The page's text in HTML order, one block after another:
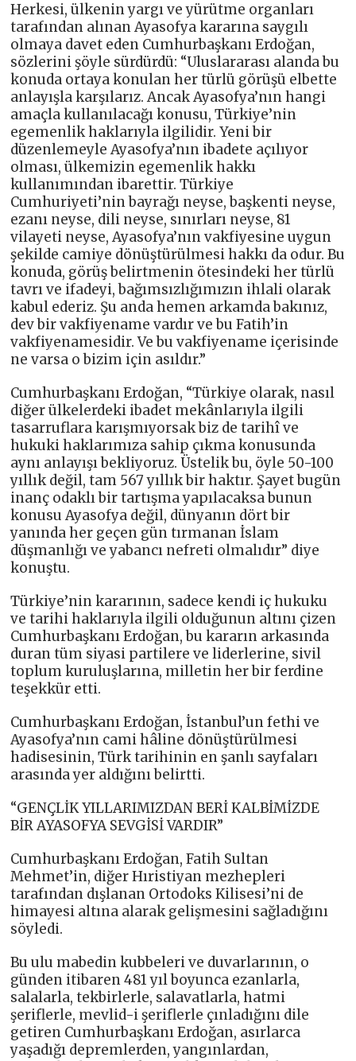
Herkesi, ülkenin yargı ve yürütme organları
tarafından alınan Ayasofya kararına saygılı
olmaya davet eden Cumhurbaşkanı Erdoğan,
sözlerini şöyle sürdürdü: “Uluslararası alanda bu
konuda ortaya konulan her türlü görüşü elbette
anlayışla karşılarız. Ancak Ayasofya’nın hangi
amaçla kullanılacağı konusu, Türkiye’nin
egemenlik haklarıyla ilgilidir. Yeni bir
düzenlemeyle Ayasofya’nın ibadete açılıyor
olması, ülkemizin egemenlik hakkı
kullanımından ibarettir. Türkiye
Cumhuriyeti’nin bayrağı neyse, başkenti neyse,
ezanı neyse, dili neyse, sınırları neyse, 81
vilayeti neyse, Ayasofya’nın vakfiyesine uygun
şekilde camiye dönüştürülmesi hakkı da odur. Bu
konuda, görüş belirtmenin ötesindeki her türlü
tavrı ve ifadeyi, bağımsızlığımızın ihlali olarak
kabul ederiz. Şu anda hemen arkamda bakınız,
dev bir vakfiyename vardır ve bu Fatih’in
vakfiyenamesidir. Ve bu vakfiyename içerisinde
ne varsa o bizim için asıldır.”
Cumhurbaşkanı Erdoğan, “Türkiye olarak, nasıl
diğer ülkelerdeki ibadet mekânlarıyla ilgili
tasarruflara karışmıyorsak biz de tarihî ve
hukuki haklarımıza sahip çıkma konusunda
aynı anlayışı bekliyoruz. Üstelik bu, öyle 50-100
yıllık değil, tam 567 yıllık bir haktır. Şayet bugün
inanç odaklı bir tartışma yapılacaksa bunun
konusu Ayasofya değil, dünyanın dört bir
yanında her geçen gün tırmanan İslam
düşmanlığı ve yabancı nefreti olmalıdır” diye
konuştu.
Türkiye’nin kararının, sadece kendi iç hukuku
ve tarihi haklarıyla ilgili olduğunun altını çizen
Cumhurbaşkanı Erdoğan, bu kararın arkasında
duran tüm siyasi partilere ve liderlerine, sivil
toplum kuruluşlarına, milletin her bir ferdine
teşekkür etti.
Cumhurbaşkanı Erdoğan, İstanbul’un fethi ve
Ayasofya’nın cami hâline dönüştürülmesi
hadisesinin, Türk tarihinin en şanlı sayfaları
arasında yer aldığını belirtti.
“GENÇLİK YILLARIMIZDAN BERİ KALBİMİZDE
BİR AYASOFYA SEVGİSİ VARDIR”
Cumhurbaşkanı Erdoğan, Fatih Sultan
Mehmet’in, diğer Hıristiyan mezhepleri
tarafından dışlanan Ortodoks Kilisesi’ni de
himayesi altına alarak gelişmesini sağladığını
söyledi.
Bu ulu mabedin kubbeleri ve duvarlarının, o
günden itibaren 481 yıl boyunca ezanlarla,
salalarla, tekbirlerle, salavatlarla, hatmi
şeriflerle, mevlid-i şeriflerle çınladığını dile
getiren Cumhurbaşkanı Erdoğan, asırlarca
yaşadığı depremlerden, yangınlardan,